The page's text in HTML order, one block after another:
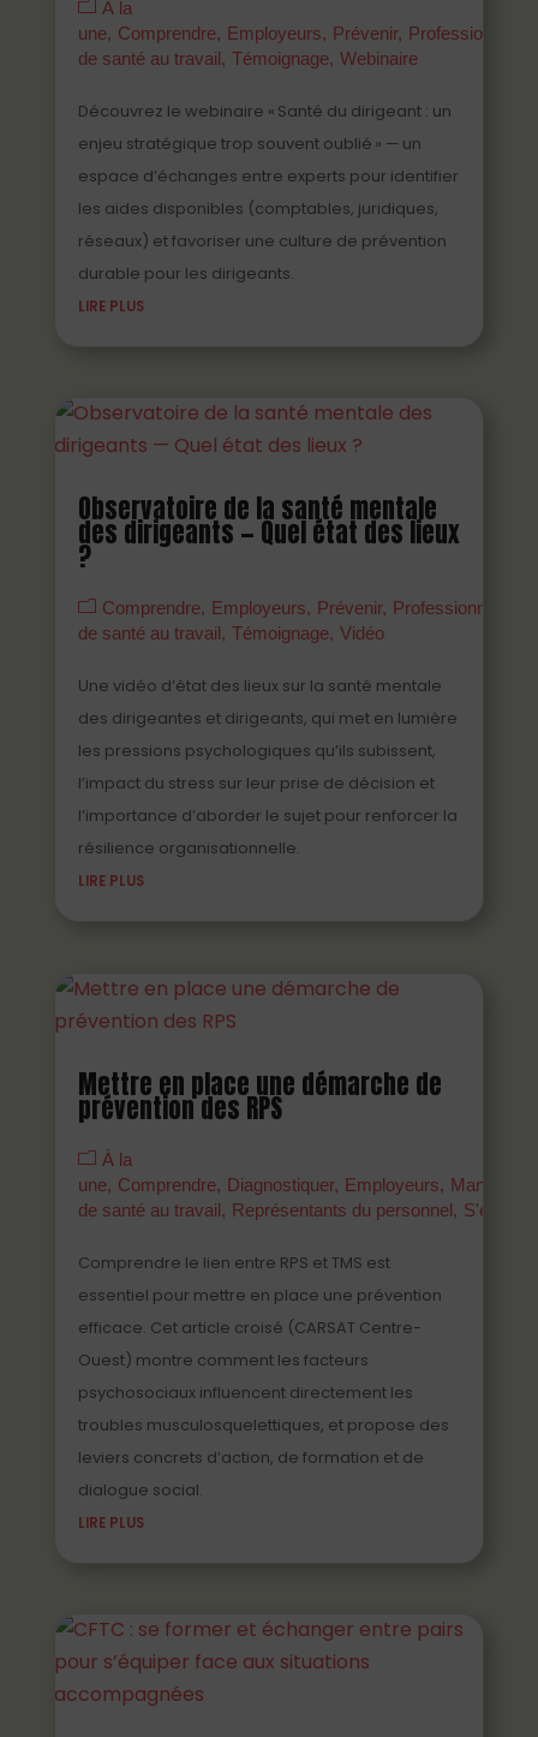
À la
une
Comprendre Employeurs Prévenir
Professionnels
de santé au travail Témoignage Webinaire
Découvrez le webinaire « Santé du dirigeant : un
enjeu stratégique trop souvent oublié » — un
espace d’échanges entre experts pour identifier
les aides disponibles (comptables, juridiques,
réseaux) et favoriser une culture de prévention
durable pour les dirigeants.
LIRE PLUS
Observatoire de la santé mentale
des dirigeants — Quel état des lieux
?
Comprendre Employeurs Prévenir
Professionnels
de santé au travail Témoignage Vidéo
Une vidéo d’état des lieux sur la santé mentale
des dirigeantes et dirigeants, qui met en lumière
les pressions psychologiques qu’ils subissent,
l’impact du stress sur leur prise de décision et
l’importance d’aborder le sujet pour renforcer la
résilience organisationnelle.
LIRE PLUS
Mettre en place une démarche de
prévention des RPS
À la
une
Comprendre Diagnostiquer Employeurs
Managers
de santé au travail
Représentants du personnel
Comprendre le lien entre RPS et TMS est
essentiel pour mettre en place une prévention
efficace. Cet article croisé (CARSAT Centre-
Ouest) montre comment les facteurs
psychosociaux influencent directement les
troubles musculosquelettiques, et propose des
leviers concrets d’action, de formation et de
dialogue social.
LIRE PLUS